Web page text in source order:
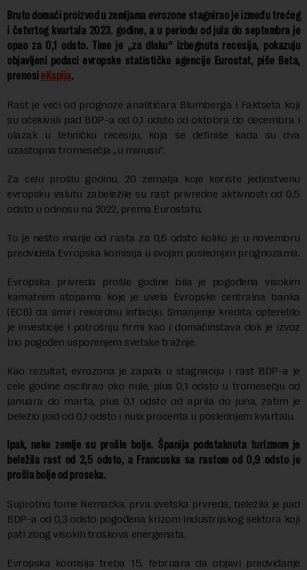
Bruto domaći proizvod u zemljama evrozone stagnirao je između trećeg
i četvrtog kvartala 2023. godine, a u periodu od jula do septembra je
opao za 0,1 odsto. Time je „za dlaku“ izbegnuta recesija, pokazuju
objavljeni podaci evropske statističke agencije Eurostat, piše Beta,
prenosi eKapija.
Rast je veći od prognoze analitičara Blumberga i Faktseta koji
su očekivali pad BDP-a od 0,1 odsto od oktobra do decembra i
ulazak u tehničku recesiju, koja se definiše kada su dva
uzastopna tromesečja „u minusu“.
Za celu prošlu godinu, 20 zemalja koje koriste jedinstvenu
evropsku valutu zabeležile su rast privredne aktivnosti od 0,5
odsto u odnosu na 2022, prema Eurostatu.
To je nešto manje od rasta za 0,6 odsto koliko je u novembru
predvidela Evropska komisija u svojim poslednjim prognozama.
Evropska privreda prošle godine bila je pogođena visokim
kamatnim stopama koje je uvela Evropske centralna banka
(ECB) da smiri rekordnu inflaciju. Smanjenje kredita opteretilo
je investicije i potrošnju firmi kao i domačinstava dok je izvoz
bio pogođen usporenjem svetske tražnje.
Kao rezultat, evrozona je zapala u stagnaciju i rast BDP-a je
cele godine oscilirao oko nule, plus 0,1 odsto u tromesečju od
januara do marta, plus 0,1 odsto od aprila do juna, zatim je
beležio pad od 0,1 odsto i nula procenta u poslednjem kvartalu.
Ipak, neke zemlje su prošle bolje. Španija podstaknuta turizmom je
beležila rast od 2,5 odsto, a Francuska sa rastom od 0,9 odsto je
prošla bolje od proseka.
Suprotno tome Nemačka, prva svetska prvreda, beležila je pad
BDP-a od 0,3 odsto pogođena krizom industrijskog sektora koji
pati zbog visokih troškova energenata.
Evropska komisija treba 15. februara da objavi predviđanje